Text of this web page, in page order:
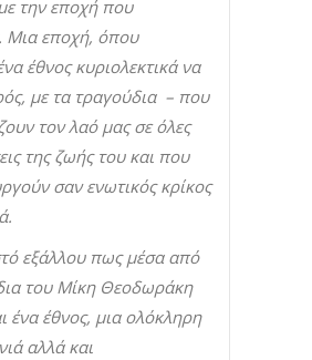
την εποχή που
Μια εποχή, όπου
έθνος κυριολεκτικά να
με τα τραγούδια – που
τον λαό μας σε όλες
της ζωής του και που
σαν ενωτικός κρίκος
εξάλλου πως μέσα από
του Μίκη Θεοδωράκη
ένα έθνος, μια ολόκληρη
αλλά και